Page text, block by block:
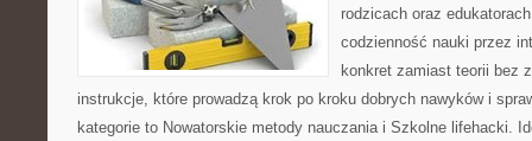
rodzicach oraz
codzienność nauki przez
konkret zamiast teorii bez
instrukcje, które prowadzą krok po kroku dobrych nawyków i
kategorie to Nowatorskie metody nauczania i Szkolne lifehacki.